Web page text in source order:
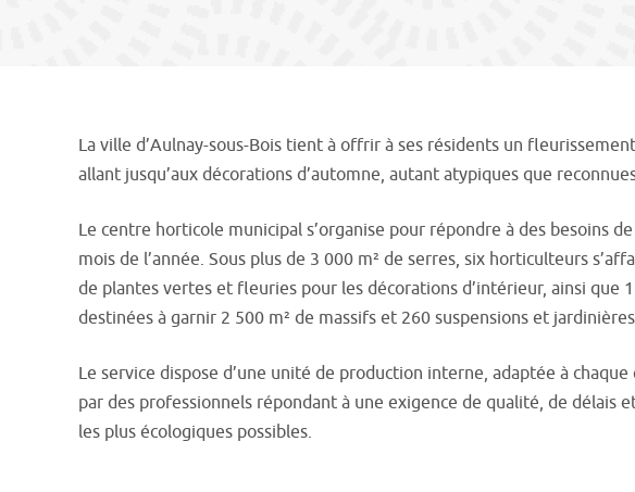
La ville d’Aulnay-sous-Bois tient à offrir à ses résidents un
allant jusqu’aux décorations d’automne, autant atypiques que
Le centre horticole municipal s’organise pour répondre à des besoins
mois de l’année. Sous plus de 3 000 m² de serres, six horticulteurs
de plantes vertes et fleuries pour les décorations d’intérieur, ainsi que
destinées à garnir 2 500 m² de massifs et 260 suspensions et
Le service dispose d’une unité de production interne, adaptée à
par des professionnels répondant à une exigence de qualité, de délais
les plus écologiques possibles.